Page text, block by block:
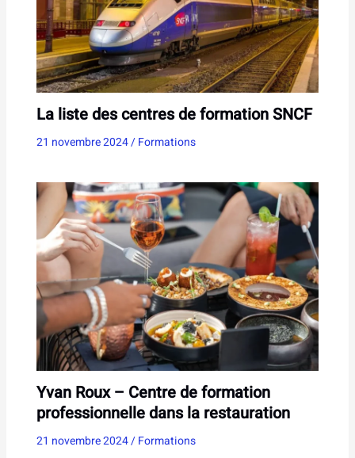
La liste des centres de formation SNCF
21 novembre 2024/Formations
Yvan Roux – Centre de formation
professionnelle dans la restauration
21 novembre 2024/Formations